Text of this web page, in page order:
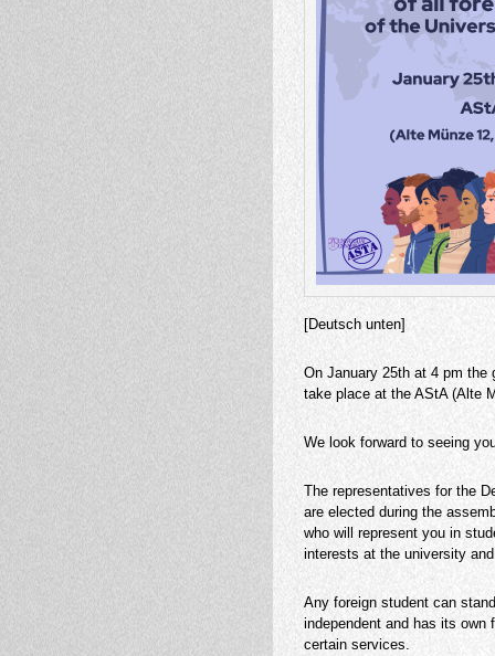
[Deutsch unten]
On January 25th at 4 pm the
take place at the AStA (Alte
We look forward to seeing
The representatives for the
are elected during the
who will represent you in
interests at the university
Any foreign student can
independent and has its own
certain services.